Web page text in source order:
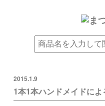
2015.1.9
1本1本ハンドメイドに